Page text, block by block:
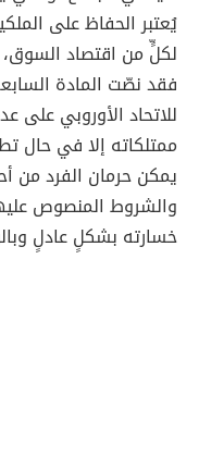
يُعتبر الحفاظ على
لكلٍّ من اقتصاد السوق،
فقد نصّت المادة
للاتحاد الأوروبي
ممتلكاته إلا في حال
يمكن حرمان الفرد من
والشروط المنصوص
خسارته بشكلٍ عادلٍ